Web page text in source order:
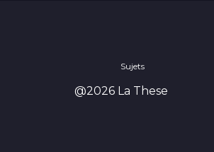
Sujets
@2026 La These